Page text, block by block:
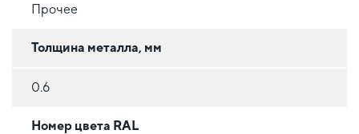
Прочее
Толщина металла, мм
0.6
Номер цвета RAL